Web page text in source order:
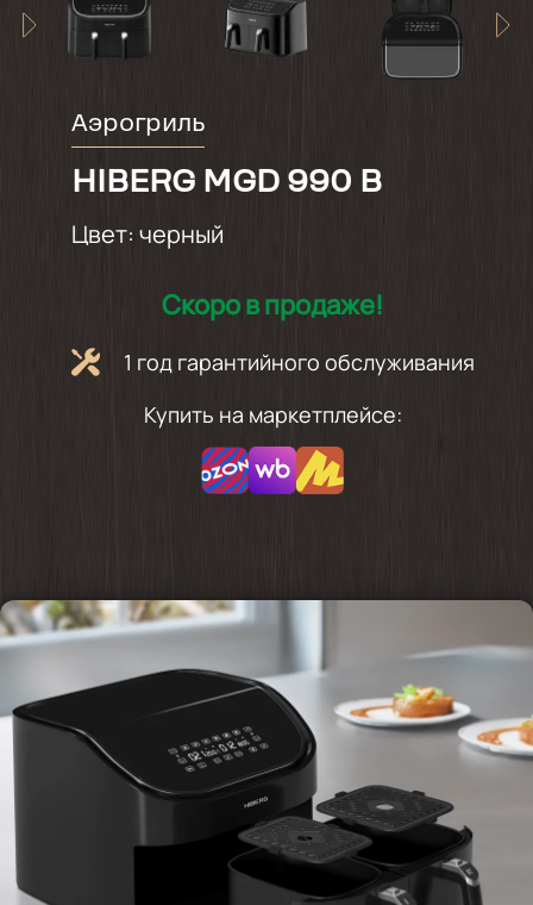
Аэрогриль
HIBERG MGD 990 B
Цвет: черный
Скоро в продаже!
1 год гарантийного обслуживания
Купить на маркетплейсе: